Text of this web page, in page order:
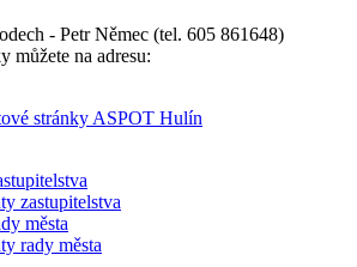
- Petr Němec (tel. 605 861648)
můžete na adresu:
stránky ASPOT Hulín
zastupitelstva
města
rady města